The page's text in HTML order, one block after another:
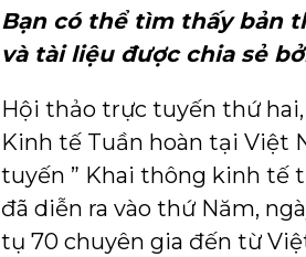
Bạn có thể tìm thấy bản
và tài liệu được chia sẻ
Hội thảo trực tuyến thứ
Kinh tế Tuần hoàn tại Việt
tuyến ” Khai thông kinh tế
đã diễn ra vào thứ Năm,
tụ 70 chuyên gia đến từ